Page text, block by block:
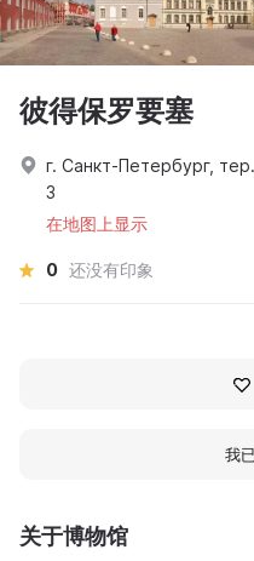
关于博物馆
彼得保罗要塞
г. Санкт-Петербург,
3
在地图上显示
0 还没有印象
我